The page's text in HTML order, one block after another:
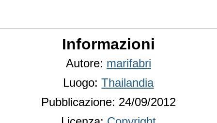
Informazioni
Autore: marifabri
Luogo:Thailandia
Pubblicazione: 24/09/2012